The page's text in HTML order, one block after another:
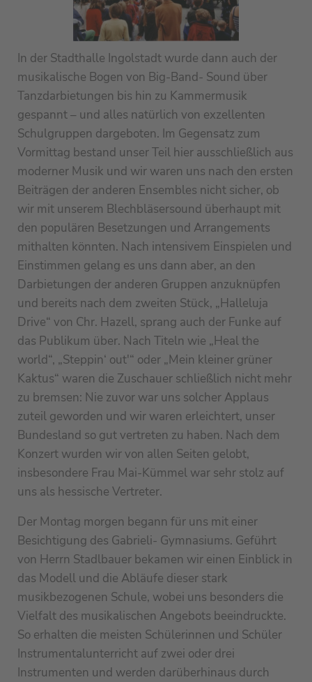
In der Stadthalle Ingolstadt wurde dann auch der
musikalische Bogen von Big-Band- Sound über
Tanzdarbietungen bis hin zu Kammermusik
gespannt – und alles natürlich von exzellenten
Schulgruppen dargeboten. Im Gegensatz zum
Vormittag bestand unser Teil hier ausschließlich aus
moderner Musik und wir waren uns nach den ersten
Beiträgen der anderen Ensembles nicht sicher, ob
wir mit unserem Blechbläsersound überhaupt mit
den populären Besetzungen und Arrangements
mithalten könnten. Nach intensivem Einspielen und
Einstimmen gelang es uns dann aber, an den
Darbietungen der anderen Gruppen anzuknüpfen
und bereits nach dem zweiten Stück, „Halleluja
Drive“ von Chr. Hazell, sprang auch der Funke auf
das Publikum über. Nach Titeln wie „Heal the
world“, „Steppin‘ out'“ oder „Mein kleiner grüner
Kaktus“ waren die Zuschauer schließlich nicht mehr
zu bremsen: Nie zuvor war uns solcher Applaus
zuteil geworden und wir waren erleichtert, unser
Bundesland so gut vertreten zu haben. Nach dem
Konzert wurden wir von allen Seiten gelobt,
insbesondere Frau Mai-Kümmel war sehr stolz auf
uns als hessische Vertreter.
Der Montag morgen begann für uns mit einer
Besichtigung des Gabrieli- Gymnasiums. Geführt
von Herrn Stadlbauer bekamen wir einen Einblick in
das Modell und die Abläufe dieser stark
musikbezogenen Schule, wobei uns besonders die
Vielfalt des musikalischen Angebots beeindruckte.
So erhalten die meisten Schülerinnen und Schüler
Instrumentalunterricht auf zwei oder drei
Instrumenten und werden darüberhinaus durch